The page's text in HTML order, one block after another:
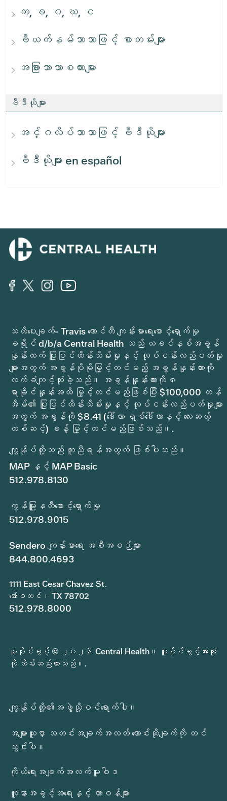
က, ခ, ဂ, ဃ, င
ဗီယက်နမ်ဘာသာဖြင့် စာတမ်းများ
အခြားဘာသာစကားများ
ဗီဒီယိုများ
အင်္ဂလိပ်ဘာသာဖြင့် ဗီဒီယိုများ
ဗီဒီယိုများ en español
သတိပေးချက်- Travis ကောင်တီ ကျန်းမာရေးစောင့်ရှောက်မှု
ခရိုင် d/b/a Central Health သည် ယခင်နှစ်အခွန်
နှုန်းထက် ပြုပြင်ထိန်းသိမ်းမှုနှင့် လုပ်ငန်းလည်ပတ်မှု
များအတွက် အခွန်ပိုမိုမြှင့်တင်မည့် အခွန်နှုန်းထားကို
လက်ခံကျင့်သုံးခဲ့သည်။ အခွန်နှုန်းထားကို ၈
ရာခိုင်နှုန်းအထိ မြှင့်တင်မည်ဖြစ်ပြီး $100,000 တန်
အိမ်၏ ပြုပြင်ထိန်းသိမ်းမှုနှင့် လုပ်ငန်းလည်ပတ်မှုများ
အတွက် အခွန်ကို $8.41 (ဒေါ်လာ ရှစ်ဒေါ်လာနှင့် လေးဆယ့်
တစ်ဆင့်) ခန့် မြှင့်တင်မည်ဖြစ်သည်။.
ကျွန်ုပ်တို့သည် ကူညီရန်အတွက် ဖြစ်ပါသည်။
MAP နှင့် MAP Basic
512.978.8130
ကွန်မြူနတီစောင့်ရှောက်မှု
512.978.9015
Sendero ကျန်းမာရေး အစီအစဉ်များ
844.800.4693
1111 East Cesar Chavez St.
အော်စတင်၊ TX 78702
512.978.8000
မူပိုင်ခွင့် © ၂၀၂၆ Central Health။ မူပိုင်ခွင့်အားလုံး
ကို သိမ်းဆည်းထားသည်။.
ကျွန်ုပ်တို့၏အဖွဲ့သို့ဝင်ရောက်ပါ။
အများသူငှာ သတင်းအချက်အလတ် တောင်းဆိုချက်ကို တင်
သွင်းပါ။
ကိုယ်ရေးအချက်အလက်မူဝါဒ
လူနာအခွင့်အရေးနှင့် တာဝန်များ